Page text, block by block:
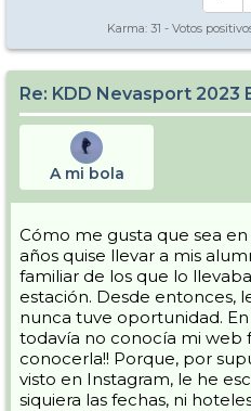
Karma: 31 - Votos
Re: KDD Nevasport 2023
A mi bola
Cómo me gusta que sea
años quise llevar a mis
familiar de los que lo
estación. Desde entonces,
nunca tuve oportunidad.
todavía no conocía mi web
conocerla!! Porque, por
visto en Instagram, le he
siquiera las fechas, ni